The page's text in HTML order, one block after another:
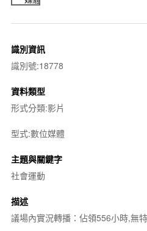
識別資訊
識別號:18778
資料類型
形式分類:影片
型式:數位媒體
主題與關鍵字
社會運動
描述
議場內實況轉播：佔領556小時,無